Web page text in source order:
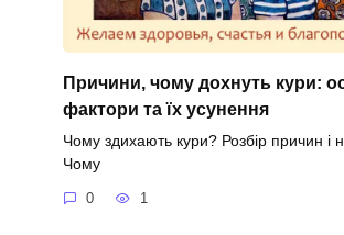
Причини, чому дохнуть кури:
фактори та їх усунення
Чому здихають кури? Розбір причин і
Чому
0 1